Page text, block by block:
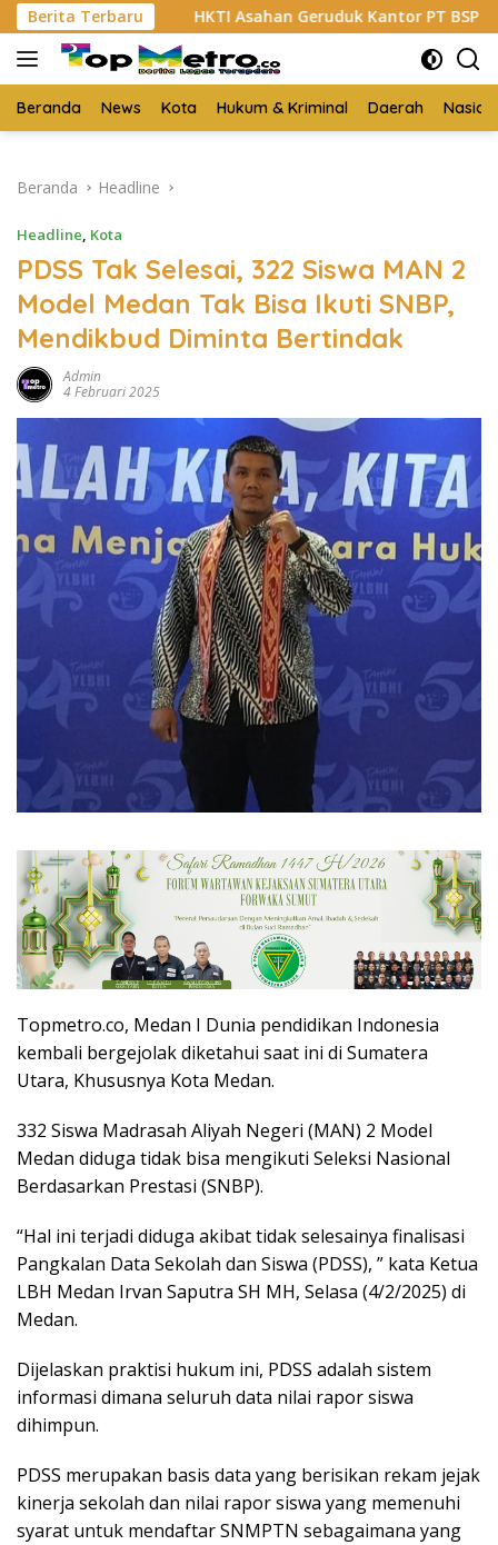
Langsung
ke
konten
Berita Terbaru
HKTI Asahan Geruduk Kantor PT BSP Kisaran
Beranda News Kota Hukum & Kriminal Daerah
Beranda Headline
Headline, Kota
PDSS Tak Selesai, 322 Siswa MAN 2
Model Medan Tak Bisa Ikuti SNBP,
Mendikbud Diminta Bertindak
Admin
4 Februari 2025
Topmetro.co, Medan I Dunia pendidikan Indonesia
kembali bergejolak diketahui saat ini di Sumatera
Utara, Khususnya Kota Medan.
332 Siswa Madrasah Aliyah Negeri (MAN) 2 Model
Medan diduga tidak bisa mengikuti Seleksi Nasional
Berdasarkan Prestasi (SNBP).
“Hal ini terjadi diduga akibat tidak selesainya finalisasi
Pangkalan Data Sekolah dan Siswa (PDSS), ” kata Ketua
LBH Medan Irvan Saputra SH MH, Selasa (4/2/2025) di
Medan.
Dijelaskan praktisi hukum ini, PDSS adalah sistem
informasi dimana seluruh data nilai rapor siswa
dihimpun.
PDSS merupakan basis data yang berisikan rekam jejak
kinerja sekolah dan nilai rapor siswa yang memenuhi
syarat untuk mendaftar SNMPTN sebagaimana yang